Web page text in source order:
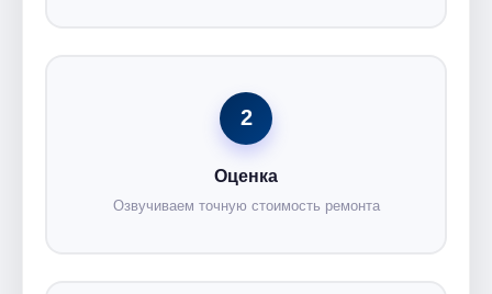
2
Оценка
Озвучиваем точную стоимость ремонта